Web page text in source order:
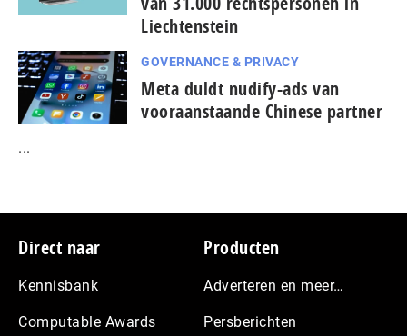
Liechtenstein
GOVERNANCE & PRIVACY
Meta duldt nudify-ads van
vooraanstaande Chinese partner
...
Footer
Direct naar
Kennisbank
Computable Awards
Producten
Adverteren en meer…
Persberichten